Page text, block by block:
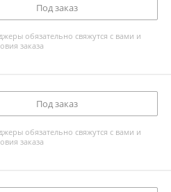
Под заказ
обязательно свяжутся с вами и
заказа
Под заказ
обязательно свяжутся с вами и
заказа